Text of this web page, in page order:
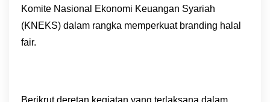
Komite Nasional Ekonomi Keuangan Syariah
(KNEKS) dalam rangka memperkuat branding halal
fair.
Berikrut deretan kegiatan yang terlaksana dalam